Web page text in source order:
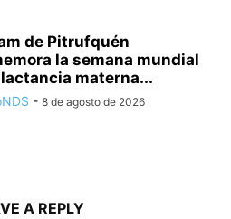
de Pitrufquén
la semana mundial
materna...
- 8 de agosto de 2026
A REPLY